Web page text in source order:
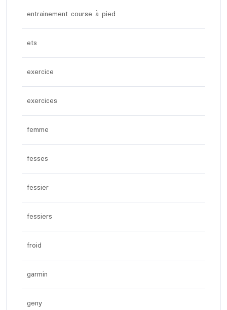
entrainement course à pied
ets
exercice
exercices
femme
fesses
fessier
fessiers
froid
garmin
geny